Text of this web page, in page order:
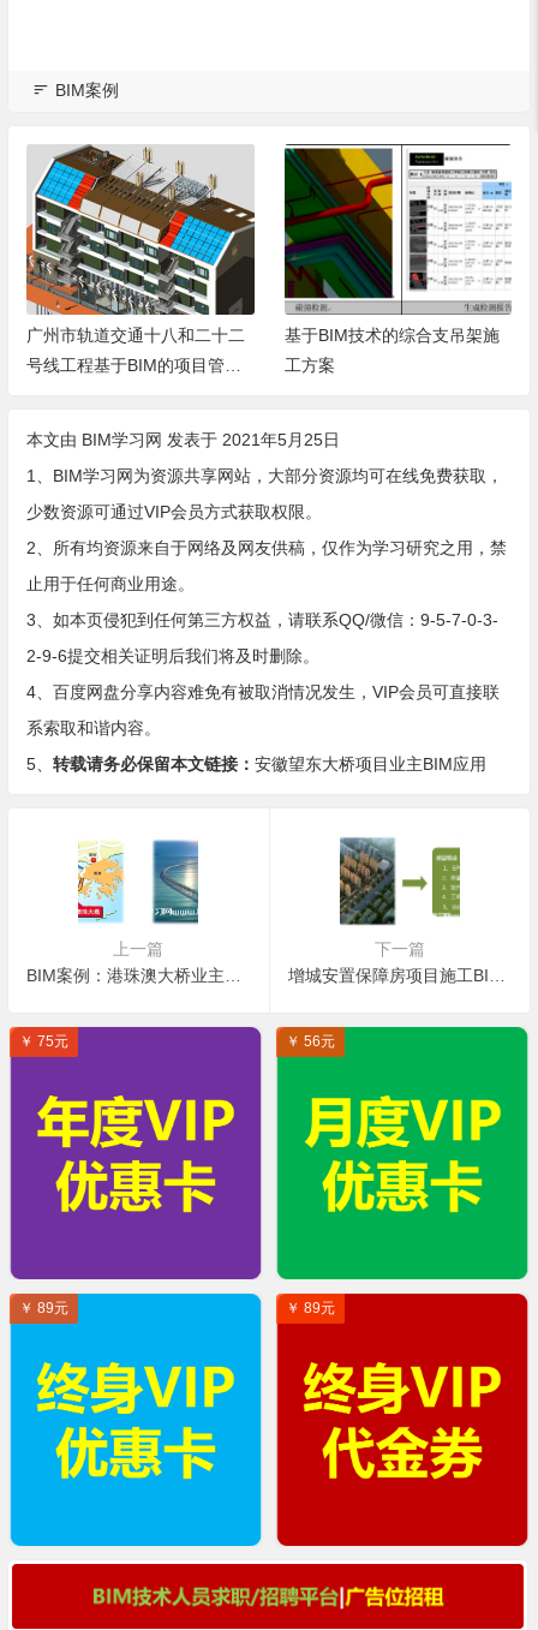
BIM案例
广州市轨道交通十八和二十二
号线工程基于BIM的项目管理
基于BIM技术的综合支吊架施
工方案
本文由 BIM学习网 发表于 2021年5月25日
1、BIM学习网为资源共享网站，大部分资源均可在线免费获取，
少数资源可通过VIP会员方式获取权限。
2、所有均资源来自于网络及网友供稿，仅作为学习研究之用，禁
止用于任何商业用途。
3、如本页侵犯到任何第三方权益，请联系QQ/微信：9-5-7-0-3-
2-9-6提交相关证明后我们将及时删除。
4、百度网盘分享内容难免有被取消情况发生，VIP会员可直接联
系索取和谐内容。
5、 转载请务必保留本文链接： 安徽望东大桥项目业主BIM应用
上一篇
BIM案例：港珠澳大桥业主项目管理平台及BIM应用
下一篇
增城安置保障房项目施工BIM应用
￥ 75元 ￥ 56元
￥ 89元 ￥ 89元